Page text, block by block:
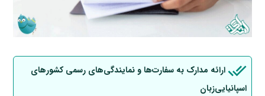
ارائه مدارک به سفارت‌ها و نمایندگی‌های رسمی کشورهای
اسپانیایی‌زبان